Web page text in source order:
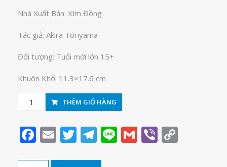
Nhà Xuất Bản: Kim Đồng
Tác giả: Akira Toriyama
Đối tượng: Tuổi mới lớn 15+
Khuôn Khổ: 11.3×17.6 cm
Dragon
Ball-
viên
rồng
THÊM GIỎ HÀNG
Facebook
EmailTwitter
Telegram
LineGmail
Viber